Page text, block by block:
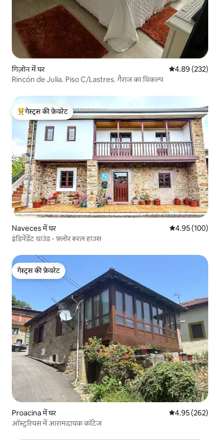
गिज़ोन में घर औसत रेटिंग 5 में से
4.89 (232)
Rincón de Julia. Piso C/Lastres. गैराज का विकल्प
गेस्ट्स का टॉप फ़ेवरेट
गेस्ट्स की फ़ेवरेट
Naveces में घर औसत रेटिंग 5 में से
4.95 (100)
इंडिपेंडेंट ग्राउंड - फ़्लोर रूरल हाउस
गेस्ट्स की फ़ेवरेट
गेस्ट्स की फ़ेवरेट
Proacina में घर औसत रेटिंग 5 में से
4.95 (262)
ऑस्टुरियस में आरामदायक कॉटेज